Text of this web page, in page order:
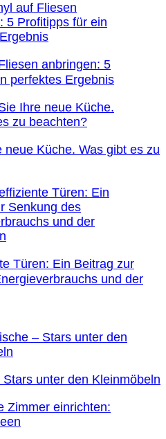
anbringen: 5
perfektes Ergebnis
neue Küche. Was gibt es zu
Türen: Ein Beitrag zur
und der
unter den Kleinmöbeln